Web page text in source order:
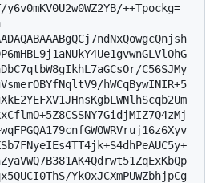
++Tpockg=
C56SJMy
hWCqBywINIR+5
YkOxJCXmPUWZbhjpCg